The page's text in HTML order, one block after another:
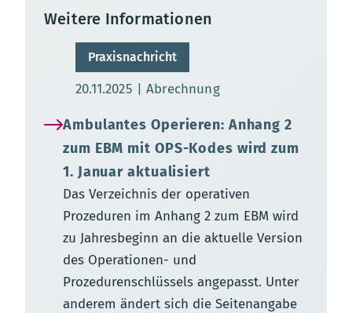
Weitere Informationen
Praxisnachricht
Aktualisierungsdatum:
20.11.2025 Abrechnung
Ambulantes Operieren: Anhang 2
zum EBM mit OPS-Kodes wird zum
1. Januar aktualisiert
Das Verzeichnis der operativen
Prozeduren im Anhang 2 zum EBM wird
zu Jahresbeginn an die aktuelle Version
des Operationen- und
Prozedurenschlüssels angepasst. Unter
anderem ändert sich die Seitenangabe